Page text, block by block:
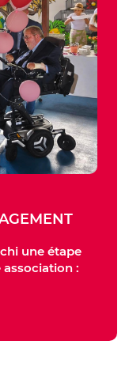
une étape
: